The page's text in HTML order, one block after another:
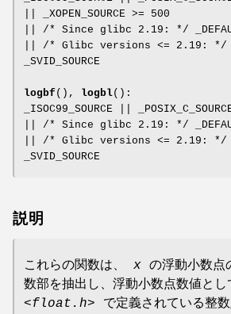
|| _XOPEN_SOURCE >= 500
|| /* Since glibc 2.19: */
|| /* Glibc versions <= 2.19: */
_SVID_SOURCE
logbf (), logbl():
_ISOC99_SOURCE ||
|| /* Since glibc 2.19: */
|| /* Glibc versions <= 2.19: */
_SVID_SOURCE
説明
これらの関数は、 x の浮動小数点
数部を抽出し、浮動小数点数値とし
<float.h> で定義されている整